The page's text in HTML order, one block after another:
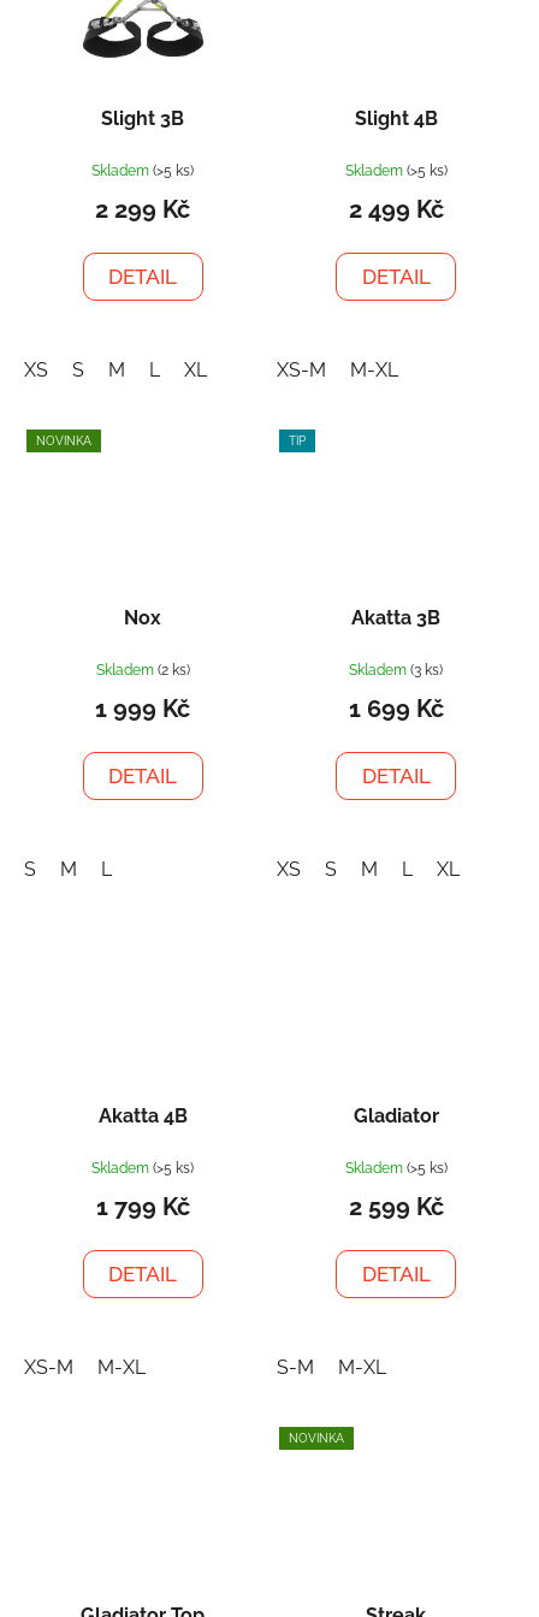
Slight 3B
Skladem(>5 ks)
2 299 Kč
DETAIL
XS S M L XL
Slight 4B
Skladem (>5 ks)
2 499 Kč
DETAIL
XS-M M-XL
NOVINKA
Nox
Skladem (2 ks)
1 999 Kč
DETAIL
S M L
TIP
Akatta 3B
Skladem (3 ks)
1 699 Kč
DETAIL
XS S M L XL
Akatta 4B
Skladem(>5 ks)
1 799 Kč
DETAIL
XS-M M-XL
Gladiator
Skladem (>5 ks)
2 599 Kč
DETAIL
S-M M-XL
NOVINKA